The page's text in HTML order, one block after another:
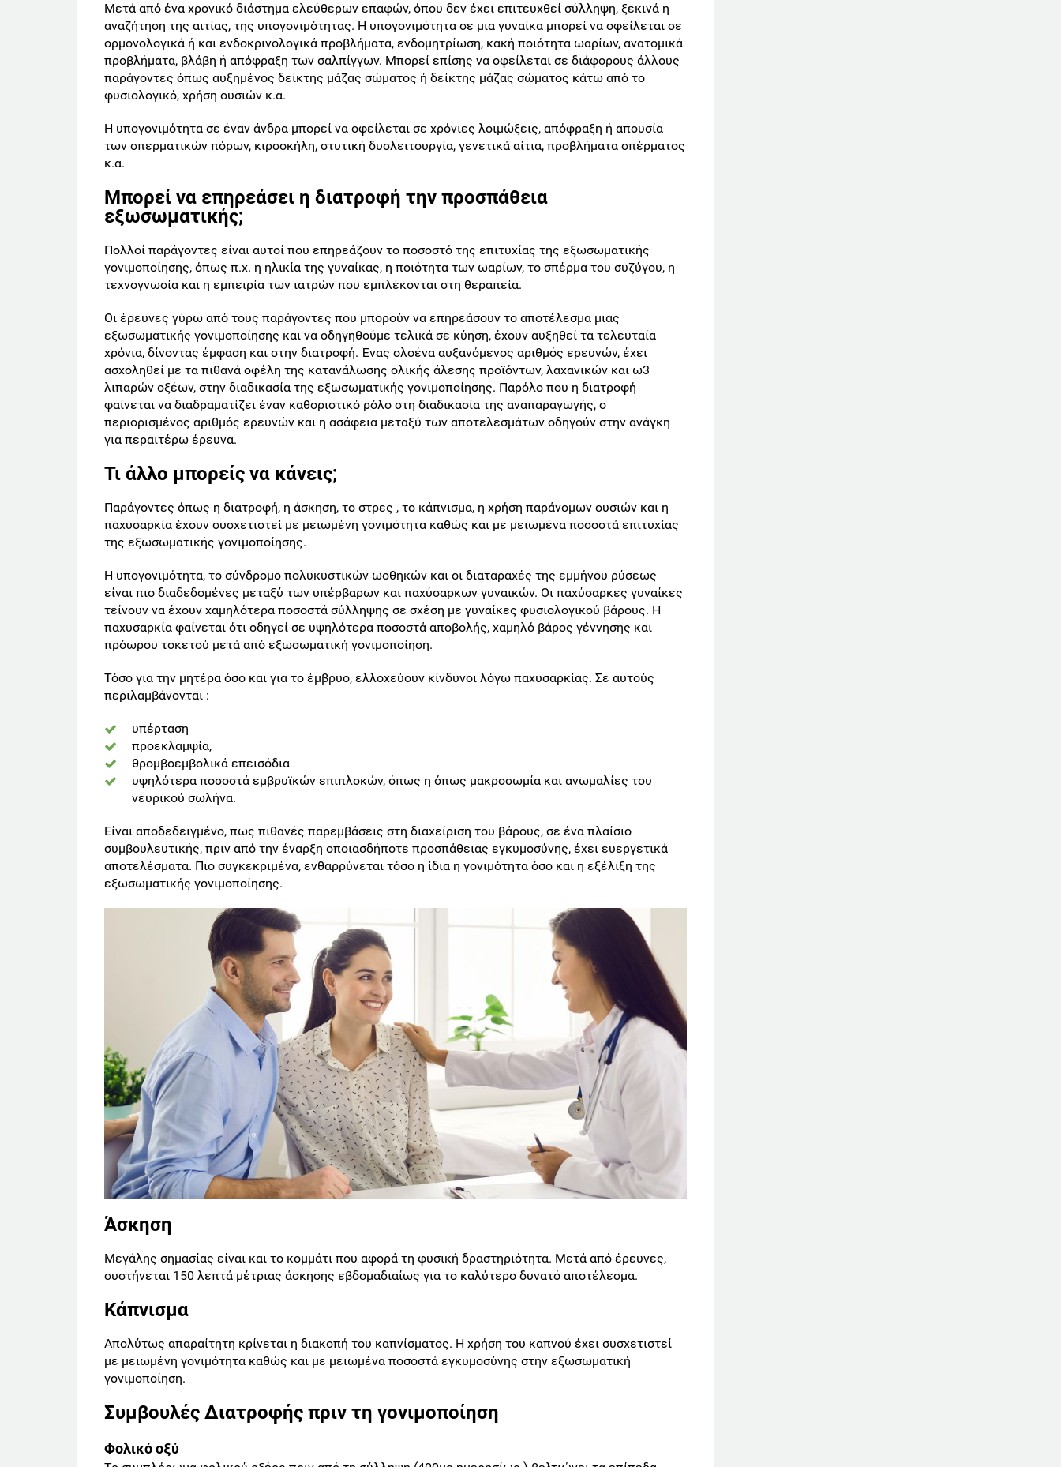
Μετά από ένα χρονικό διάστημα ελεύθερων επαφών, όπου δεν έχει επιτευχθεί σύλληψη, ξεκινά η
αναζήτηση της αιτίας, της υπογονιμότητας. Η υπογονιμότητα σε μια γυναίκα μπορεί να οφείλεται σε
ορμονολογικά ή και ενδοκρινολογικά προβλήματα, ενδομητρίωση, κακή ποιότητα ωαρίων, ανατομικά
προβλήματα, βλάβη ή απόφραξη των σαλπίγγων. Μπορεί επίσης να οφείλεται σε διάφορους άλλους
παράγοντες όπως αυξημένος δείκτης μάζας σώματος ή δείκτης μάζας σώματος κάτω από το
φυσιολογικό, χρήση ουσιών κ.α.
Η υπογονιμότητα σε έναν άνδρα μπορεί να οφείλεται σε χρόνιες λοιμώξεις, απόφραξη ή απουσία
των σπερματικών πόρων, κιρσοκήλη, στυτική δυσλειτουργία, γενετικά αίτια, προβλήματα σπέρματος
κ.α.
Μπορεί να επηρεάσει η διατροφή την προσπάθεια
εξωσωματικής;
Πολλοί παράγοντες είναι αυτοί που επηρεάζουν το ποσοστό της επιτυχίας της εξωσωματικής
γονιμοποίησης, όπως π.χ. η ηλικία της γυναίκας, η ποιότητα των ωαρίων, το σπέρμα του συζύγου, η
τεχνογνωσία και η εμπειρία των ιατρών που εμπλέκονται στη θεραπεία.
Οι έρευνες γύρω από τους παράγοντες που μπορούν να επηρεάσουν το αποτέλεσμα μιας
εξωσωματικής γονιμοποίησης και να οδηγηθούμε τελικά σε κύηση, έχουν αυξηθεί τα τελευταία
χρόνια, δίνοντας έμφαση και στην διατροφή. Ένας ολοένα αυξανόμενος αριθμός ερευνών, έχει
ασχοληθεί με τα πιθανά οφέλη της κατανάλωσης ολικής άλεσης προϊόντων, λαχανικών και ω3
λιπαρών οξέων, στην διαδικασία της εξωσωματικής γονιμοποίησης. Παρόλο που η διατροφή
φαίνεται να διαδραματίζει έναν καθοριστικό ρόλο στη διαδικασία της αναπαραγωγής, ο
περιορισμένος αριθμός ερευνών και η ασάφεια μεταξύ των αποτελεσμάτων οδηγούν στην ανάγκη
για περαιτέρω έρευνα.
Τι άλλο μπορείς να κάνεις;
Παράγοντες όπως η διατροφή, η άσκηση, το στρες , το κάπνισμα, η χρήση παράνομων ουσιών και η
παχυσαρκία έχουν συσχετιστεί με μειωμένη γονιμότητα καθώς και με μειωμένα ποσοστά επιτυχίας
της εξωσωματικής γονιμοποίησης.
Η υπογονιμότητα, το σύνδρομο πολυκυστικών ωοθηκών και οι διαταραχές της εμμήνου ρύσεως
είναι πιο διαδεδομένες μεταξύ των υπέρβαρων και παχύσαρκων γυναικών. Οι παχύσαρκες γυναίκες
τείνουν να έχουν χαμηλότερα ποσοστά σύλληψης σε σχέση με γυναίκες φυσιολογικού βάρους. Η
παχυσαρκία φαίνεται ότι οδηγεί σε υψηλότερα ποσοστά αποβολής, χαμηλό βάρος γέννησης και
πρόωρου τοκετού μετά από εξωσωματική γονιμοποίηση.
Τόσο για την μητέρα όσο και για το έμβρυο, ελλοχεύουν κίνδυνοι λόγω παχυσαρκίας. Σε αυτούς
περιλαμβάνονται :
υπέρταση
προεκλαμψία,
θρομβοεμβολικά επεισόδια
υψηλότερα ποσοστά εμβρυϊκών επιπλοκών, όπως η όπως μακροσωμία και ανωμαλίες του
νευρικού σωλήνα.
Είναι αποδεδειγμένο, πως πιθανές παρεμβάσεις στη διαχείριση του βάρους, σε ένα πλαίσιο
συμβουλευτικής, πριν από την έναρξη οποιασδήποτε προσπάθειας εγκυμοσύνης, έχει ευεργετικά
αποτελέσματα. Πιο συγκεκριμένα, ενθαρρύνεται τόσο η ίδια η γονιμότητα όσο και η εξέλιξη της
εξωσωματικής γονιμοποίησης.
Άσκηση
Μεγάλης σημασίας είναι και το κομμάτι που αφορά τη φυσική δραστηριότητα. Μετά από έρευνες,
συστήνεται 150 λεπτά μέτριας άσκησης εβδομαδιαίως για το καλύτερο δυνατό αποτέλεσμα.
Κάπνισμα
Απολύτως απαραίτητη κρίνεται η διακοπή του καπνίσματος. Η χρήση του καπνού έχει συσχετιστεί
με μειωμένη γονιμότητα καθώς και με μειωμένα ποσοστά εγκυμοσύνης στην εξωσωματική
γονιμοποίηση.
Συμβουλές Διατροφής πριν τη γονιμοποίηση
Φολικό οξύ